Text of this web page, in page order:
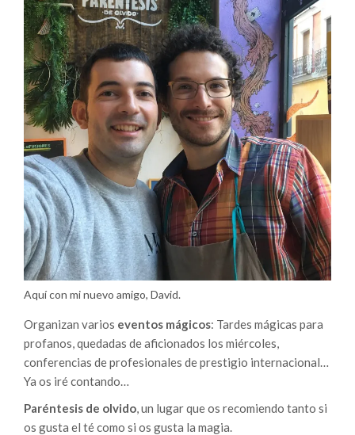
Aquí con mi nuevo amigo, David.
Organizan varios eventos mágicos: Tardes mágicas para
profanos, quedadas de aficionados los miércoles,
conferencias de profesionales de prestigio internacional…
Ya os iré contando…
Paréntesis de olvido, un lugar que os recomiendo tanto si
os gusta el té como si os gusta la magia.